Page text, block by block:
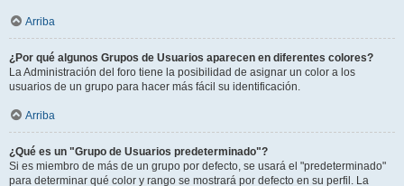
Arriba
¿Por qué algunos Grupos de Usuarios aparecen en diferentes colores?
La Administración del foro tiene la posibilidad de asignar un color a los
usuarios de un grupo para hacer más fácil su identificación.
Arriba
¿Qué es un "Grupo de Usuarios predeterminado"?
Si es miembro de más de un grupo por defecto, se usará el "predeterminado"
para determinar qué color y rango se mostrará por defecto en su perfil. La